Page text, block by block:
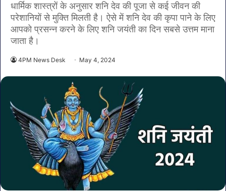
धार्मिक शास्त्रों के अनुसार शनि देव की पूजा से कई जीवन की
परेशानियों से मुक्ति मिलती है। ऐसे में शनि देव की कृपा पाने के लिए
आपको प्रसन्न करने के लिए शनि जयंती का दिन सबसे उत्तम माना
जाता है।
4PM News Desk May 4, 2024